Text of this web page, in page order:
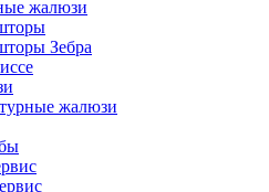
жалюзи
Зебра
жалюзи